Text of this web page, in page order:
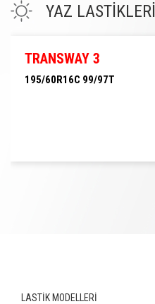
YAZ LASTİKLERİ
TRANSWAY 3
195/60R16C 99/97T
LASTİK MODELLERİ